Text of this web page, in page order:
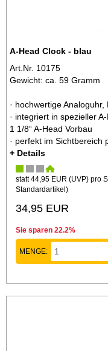
A-Head Clock - blau
Art.Nr. 10175
Gewicht: ca. 59 Gramm
· hochwertige
· integriert in spezieller
1 1/8“ A-Head Vorbau
· perfekt im Sichtbereich
+ Details
statt44,95 EUR (UVP) pro
Standardartikel)
34,95 EUR
Sie sparen 22.2%
MENGE: